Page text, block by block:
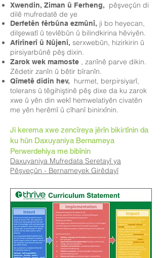
Xwendin, Ziman û Ferheng,
pêşveçûn di
dilê mufredatê de ye
Derfetên fêrbûna ezmûnî, ji bo heyecan,
dilşewatî û tevlêbûn û bilindkirina hêviyên.
Afirînerî û Nûjenî, serxwebûn, hizirkirin û
pirsiyarbûnê pêş dixin.
Zarok wek mamoste , zanînê parve dikin.
Zêdetir zanîn û bêtir bîranîn.
Qîmetê didin hev,
hurmet, berpirsiyarî,
tolerans û têgihiştinê pêş dixe da ku zarok
xwe û yên din wekî hemwelatiyên civatên
me yên herêmî û cîhanî binirxînin.
Ji kerema xwe zencîreya jêrîn bikirtînin da
ku hûn Daxuyaniya Bernameya
Perwerdehiya me bibînin
Daxuyaniya Mufredata Seretayî ya
Pêşveçûn - Bernameyek Girêdayî